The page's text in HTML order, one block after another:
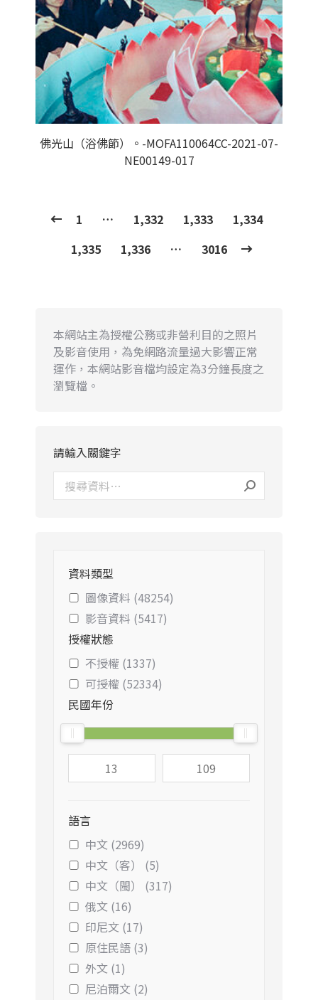
佛光山（浴佛節）。-MOFA110064CC-2021-07-
NE00149-017
1 … 1,332 1,333
1,334
1,335
1,336 … 3016
本網站主為授權公務或非營利目的之照片
及影音使用，為免網路流量過大影響正常
運作，本網站影音檔均設定為3分鐘長度之
瀏覽檔。
請輸入關鍵字
資料類型
圖像資料 (48254)
影音資料 (5417)
授權狀態
不授權 (1337)
可授權 (52334)
民國年份
語言
中文 (2969)
中文（客） (5)
中文（閩） (317)
俄文 (16)
印尼文 (17)
原住民語 (3)
外文 (1)
尼泊爾文 (2)